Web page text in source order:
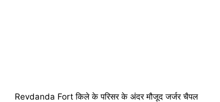
Revdanda Fort किले के परिसर के अंदर मौजूद जर्जर चैपल